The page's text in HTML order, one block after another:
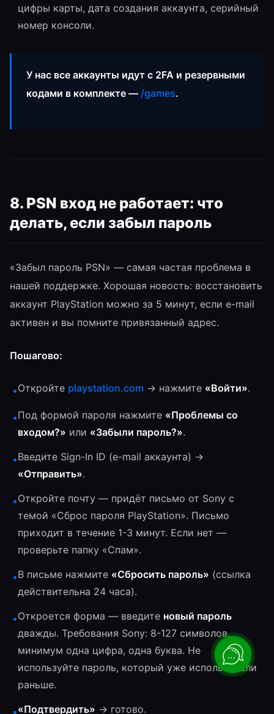
цифры карты, дата создания аккаунта, серийный
номер консоли.
У нас все аккаунты идут с 2FA и резервными
кодами в комплекте — /games.
8. PSN вход не работает: что
делать, если забыл пароль
«Забыл пароль PSN» — самая частая проблема в
нашей поддержке. Хорошая новость: восстановить
аккаунт PlayStation можно за 5 минут, если e-mail
активен и вы помните привязанный адрес.
Пошагово:
•Откройте playstation.com → нажмите «Войти».
•Под формой пароля нажмите «Проблемы со
входом?» или «Забыли пароль?».
•Введите Sign-In ID (e-mail аккаунта) →
«Отправить».
•Откройте почту — придёт письмо от Sony с
темой «Сброс пароля PlayStation». Письмо
приходит в течение 1-3 минут. Если нет —
проверьте папку «Спам».
•В письме нажмите «Сбросить пароль» (ссылка
действительна 24 часа).
•Откроется форма — введите новый пароль
дважды. Требования Sony: 8-127 символов,
минимум одна цифра, одна буква. Не
используйте пароль, который уже использовали
раньше.
•«Подтвердить» → готово.